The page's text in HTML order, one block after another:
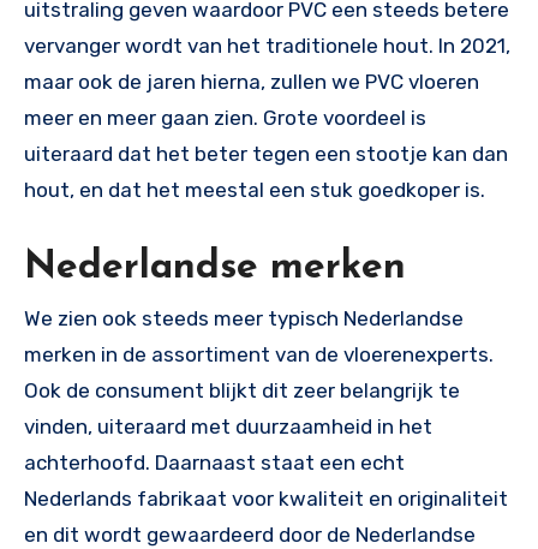
uitstraling geven waardoor PVC een steeds betere
vervanger wordt van het traditionele hout. In 2021,
maar ook de jaren hierna, zullen we PVC vloeren
meer en meer gaan zien. Grote voordeel is
uiteraard dat het beter tegen een stootje kan dan
hout, en dat het meestal een stuk goedkoper is.
Nederlandse merken
We zien ook steeds meer typisch Nederlandse
merken in de assortiment van de vloerenexperts.
Ook de consument blijkt dit zeer belangrijk te
vinden, uiteraard met duurzaamheid in het
achterhoofd. Daarnaast staat een echt
Nederlands fabrikaat voor kwaliteit en originaliteit
en dit wordt gewaardeerd door de Nederlandse